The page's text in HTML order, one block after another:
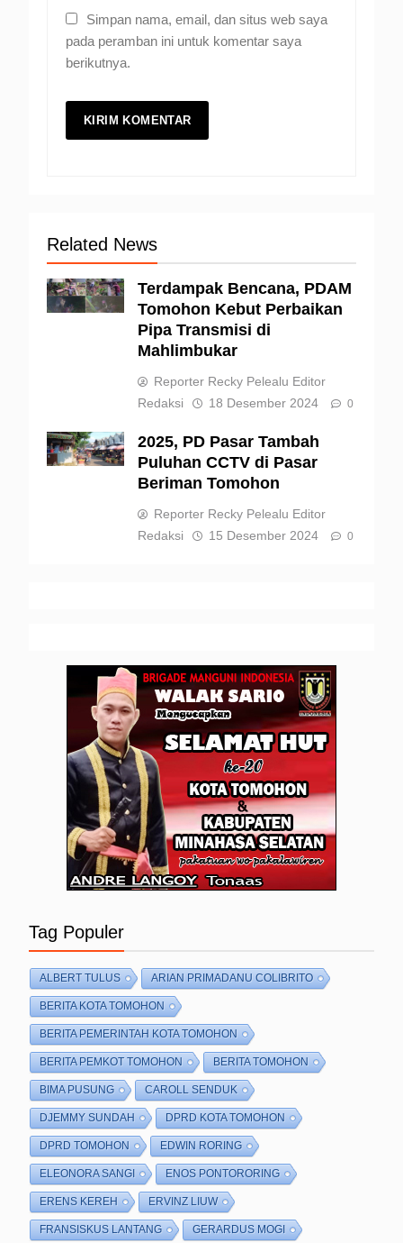
Simpan nama, email, dan situs web saya
pada peramban ini untuk komentar saya
berikutnya.
Related News
Terdampak Bencana, PDAM
Tomohon Kebut Perbaikan
Pipa Transmisi di
Mahlimbukar
Reporter Recky Pelealu Editor
Redaksi
18 Desember 2024 0
2025, PD Pasar Tambah
Puluhan CCTV di Pasar
Beriman Tomohon
Reporter Recky Pelealu Editor
Redaksi
15 Desember 2024 0
Tag Populer
ALBERT TULUS ARIAN PRIMADANU COLIBRITO
BERITA KOTA TOMOHON
BERITA PEMERINTAH KOTA TOMOHON
BERITA PEMKOT TOMOHON BERITA TOMOHON
BIMA PUSUNG CAROLL SENDUK
DJEMMY SUNDAH DPRD KOTA TOMOHON
DPRD TOMOHON EDWIN RORING
ELEONORA SANGI ENOS PONTORORING
ERENS KEREH ERVINZ LIUW
FRANSISKUS LANTANG GERARDUS MOGI